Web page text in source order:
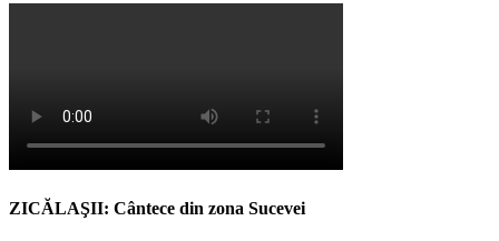
ZICĂLAŞII: Cântece din zona Sucevei